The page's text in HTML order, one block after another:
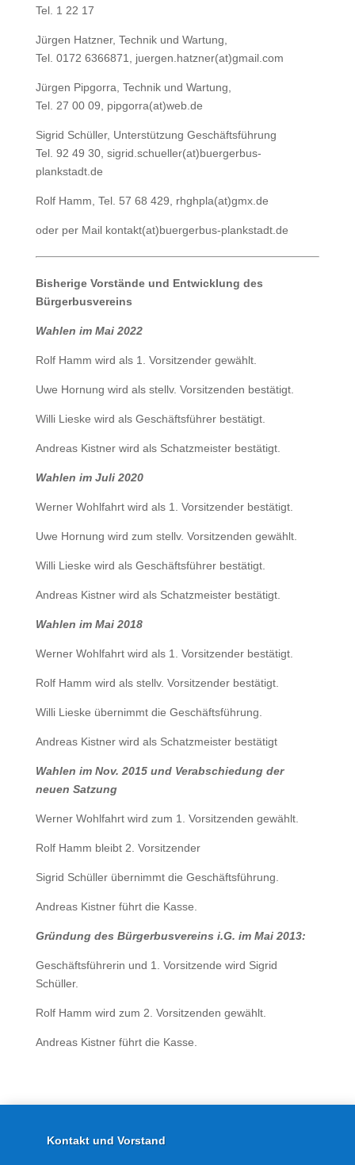
Tel. 1 22 17
Jürgen Hatzner, Technik und Wartung,
Tel. 0172 6366871, juergen.hatzner(at)gmail.com
Jürgen Pipgorra, Technik und Wartung,
Tel. 27 00 09, pipgorra(at)web.de
Sigrid Schüller, Unterstützung Geschäftsführung
Tel. 92 49 30, sigrid.schueller(at)buergerbus-
plankstadt.de
Rolf Hamm, Tel. 57 68 429‬, rhghpla(at)gmx.de
oder per Mail kontakt(at)buergerbus-plankstadt.de
Bisherige Vorstände und Entwicklung des
Bürgerbusvereins
Wahlen im Mai 2022
Rolf Hamm wird als 1. Vorsitzender gewählt.
Uwe Hornung wird als stellv. Vorsitzenden bestätigt.
Willi Lieske wird als Geschäftsführer bestätigt.
Andreas Kistner wird als Schatzmeister bestätigt.
Wahlen im Juli 2020
Werner Wohlfahrt wird als 1. Vorsitzender bestätigt.
Uwe Hornung wird zum stellv. Vorsitzenden gewählt.
Willi Lieske wird als Geschäftsführer bestätigt.
Andreas Kistner wird als Schatzmeister bestätigt.
Wahlen im Mai 2018
Werner Wohlfahrt wird als 1. Vorsitzender bestätigt.
Rolf Hamm wird als stellv. Vorsitzender bestätigt.
Willi Lieske übernimmt die Geschäftsführung.
Andreas Kistner wird als Schatzmeister bestätigt
Wahlen im Nov. 2015 und Verabschiedung der
neuen Satzung
Werner Wohlfahrt wird zum 1. Vorsitzenden gewählt.
Rolf Hamm bleibt 2. Vorsitzender
Sigrid Schüller übernimmt die Geschäftsführung.
Andreas Kistner führt die Kasse.
Gründung des Bürgerbusvereins i.G. im Mai 2013:
Geschäftsführerin und 1. Vorsitzende wird Sigrid
Schüller.
Rolf Hamm wird zum 2. Vorsitzenden gewählt.
Andreas Kistner führt die Kasse.
Kontakt und Vorstand